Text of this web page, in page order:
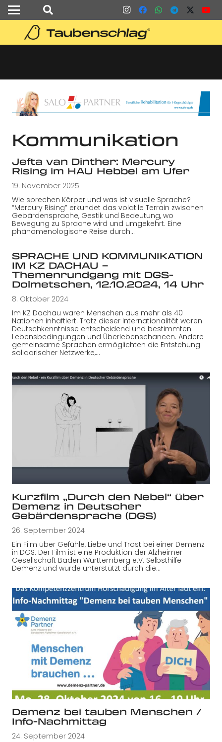
Kommunikation
Jefta van Dinther: Mercury
Rising im HAU Hebbel am Ufer
19. November 2025
Wie sprechen Körper und was ist visuelle Sprache?
“Mercury Rising” erkundet das volatile Terrain zwischen
Gebärdensprache, Gestik und Bedeutung, wo
Bewegung zu Sprache wird und umgekehrt. Eine
phänomenologische Reise durch…
SPRACHE UND KOMMUNIKATION
IM KZ DACHAU –
Themenrundgang mit DGS-
Dolmetschen, 12.10.2024, 14 Uhr
8. Oktober 2024
Im KZ Dachau waren Menschen aus mehr als 40
Nationen inhaftiert. Trotz dieser Internationalität waren
Deutschkenntnisse entscheidend und bestimmten
Lebensbedingungen und Überlebenschancen. Andere
gemeinsame Sprachen ermöglichten die Entstehung
solidarischer Netzwerke,…
Kurzfilm „Durch den Nebel“ über
Demenz in Deutscher
Gebärdensprache (DGS)
26. September 2024
Ein Film über Gefühle, Liebe und Trost bei einer Demenz
in DGS. Der Film ist eine Produktion der Alzheimer
Gesellschaft Baden Württemberg e.V. Selbsthilfe
Demenz und wurde unterstützt durch die…
Demenz bei tauben Menschen /
Info-Nachmittag
24. September 2024